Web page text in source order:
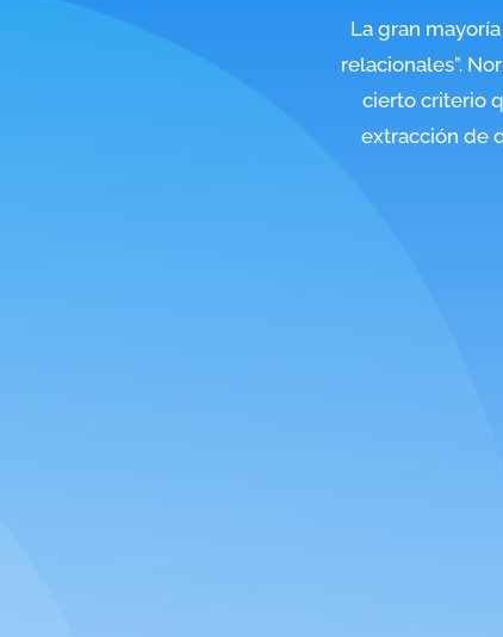
La gran
relacionales”.
cierto criterio
extracción de